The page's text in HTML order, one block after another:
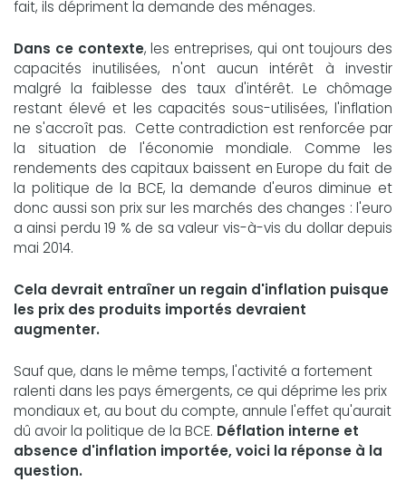
fait, ils dépriment la demande des ménages.
Dans ce contexte, les entreprises, qui ont toujours des
capacités inutilisées, n'ont aucun intérêt à investir
malgré la faiblesse des taux d'intérêt. Le chômage
restant élevé et les capacités sous-utilisées, l'inflation
ne s'accroît pas. Cette contradiction est renforcée par
la situation de l'économie mondiale. Comme les
rendements des capitaux baissent en Europe du fait de
la politique de la BCE, la demande d'euros diminue et
donc aussi son prix sur les marchés des changes : l'euro
a ainsi perdu 19 % de sa valeur vis-à-vis du dollar depuis
mai 2014.
Cela devrait entraîner un regain d'inflation puisque
les prix des produits importés devraient
augmenter.
Sauf que, dans le même temps, l'activité a fortement
ralenti dans les pays émergents, ce qui déprime les prix
mondiaux et, au bout du compte, annule l'effet qu'aurait
dû avoir la politique de la BCE. Déflation interne et
absence d'inflation importée, voici la réponse à la
question.